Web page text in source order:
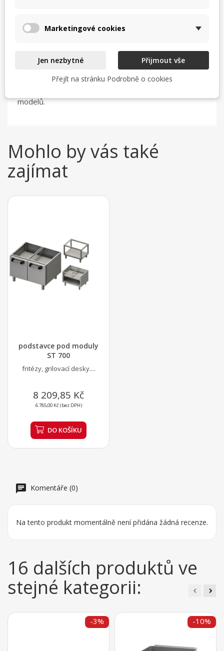
• pracovní kontrolka
Smažící grilovací desky můžou být v provedení s
hladkou nebo vroubkovanou pracovní plochou
modelů.
Mohlo by vás také
zajímat
podstavce pod moduly
ST 700
fritézy, grilovací desky....
8 209,85 Kč
6 785,00 Kč (bez DPH)
DO KOŠÍKU
Komentáře (0)
Na tento produkt momentálně není přidána žádná recenze.
16 dalších produktů ve
stejné kategorii:
-3% -10%
Marketingové cookies
Jen nezbytné
Přijmout vše
Přejít na stránku Podrobně o cookies